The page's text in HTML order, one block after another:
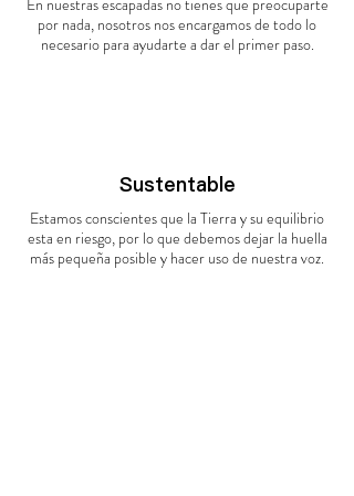
En nuestras escapadas no tienes que preocuparte
por nada, nosotros nos encargamos de todo lo
necesario para ayudarte a dar el primer paso.
Sustentable
Estamos conscientes que la Tierra y su equilibrio
esta en riesgo, por lo que debemos dejar la huella
más pequeña posible y hacer uso de nuestra voz.